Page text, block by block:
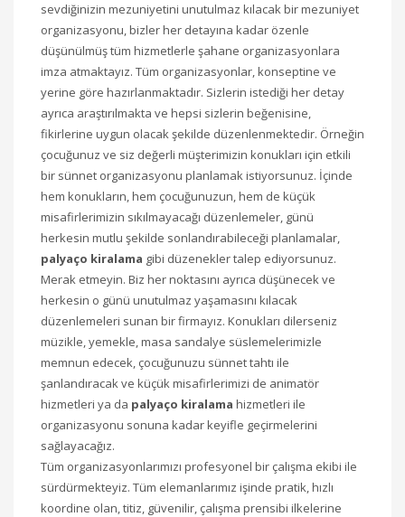
sevdiğinizin mezuniyetini unutulmaz kılacak bir mezuniyet
organizasyonu, bizler her detayına kadar özenle
düşünülmüş tüm hizmetlerle şahane organizasyonlara
imza atmaktayız. Tüm organizasyonlar, konseptine ve
yerine göre hazırlanmaktadır. Sizlerin istediği her detay
ayrıca araştırılmakta ve hepsi sizlerin beğenisine,
fikirlerine uygun olacak şekilde düzenlenmektedir. Örneğin
çocuğunuz ve siz değerli müşterimizin konukları için etkili
bir sünnet organizasyonu planlamak istiyorsunuz. İçinde
hem konukların, hem çocuğunuzun, hem de küçük
misafirlerimizin sıkılmayacağı düzenlemeler, günü
herkesin mutlu şekilde sonlandırabileceği planlamalar,
palyaço kiralama gibi düzenekler talep ediyorsunuz.
Merak etmeyin. Biz her noktasını ayrıca düşünecek ve
herkesin o günü unutulmaz yaşamasını kılacak
düzenlemeleri sunan bir firmayız. Konukları dilerseniz
müzikle, yemekle, masa sandalye süslemelerimizle
memnun edecek, çocuğunuzu sünnet tahtı ile
şanlandıracak ve küçük misafirlerimizi de animatör
hizmetleri ya da palyaço kiralama hizmetleri ile
organizasyonu sonuna kadar keyifle geçirmelerini
sağlayacağız.
Tüm organizasyonlarımızı profesyonel bir çalışma ekibi ile
sürdürmekteyiz. Tüm elemanlarımız işinde pratik, hızlı
koordine olan, titiz, güvenilir, çalışma prensibi ilkelerine